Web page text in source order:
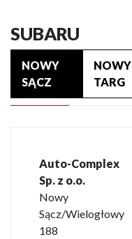
SUBARU
NOWY
SĄCZ
NOWY
TARG
Auto-Complex
Sp. z o.o.
Nowy
Sącz/Wielogłowy
188